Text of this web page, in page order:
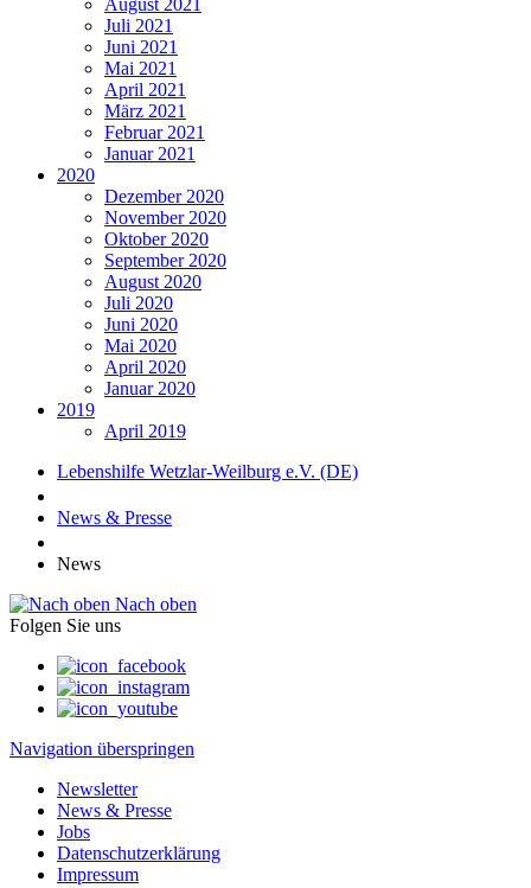
Juli 2021
Juni 2021
Mai 2021
April 2021
März 2021
Februar 2021
Januar 2021
2020
Dezember 2020
November 2020
Oktober 2020
September 2020
August 2020
Juli 2020
Juni 2020
Mai 2020
April 2020
Januar 2020
2019
April 2019
Lebenshilfe Wetzlar-Weilburg e.V. (DE)
News & Presse
News
Nach oben
Folgen Sie uns
Navigation überspringen
Newsletter
News & Presse
Jobs
Datenschutzerklärung
Impressum